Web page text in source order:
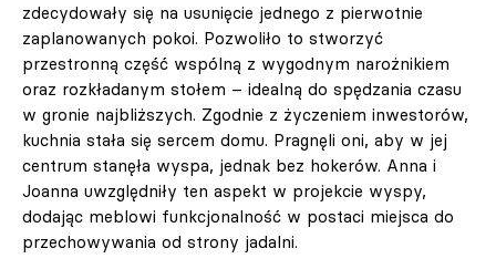
zdecydowały się na usunięcie jednego z pierwotnie
zaplanowanych pokoi. Pozwoliło to stworzyć
przestronną część wspólną z wygodnym narożnikiem
oraz rozkładanym stołem – idealną do spędzania czasu
w gronie najbliższych. Zgodnie z życzeniem inwestorów,
kuchnia stała się sercem domu. Pragnęli oni, aby w jej
centrum stanęła wyspa, jednak bez hokerów. Anna i
Joanna uwzględniły ten aspekt w projekcie wyspy,
dodając meblowi funkcjonalność w postaci miejsca do
przechowywania od strony jadalni.